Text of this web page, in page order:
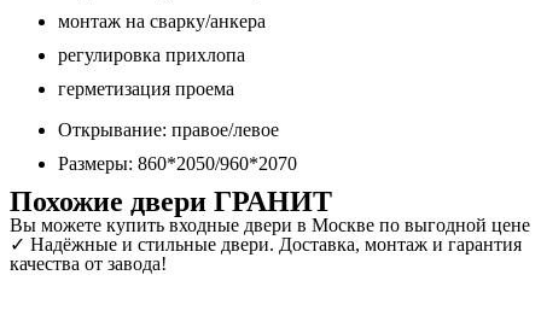
монтаж на сварку/анкера
регулировка прихлопа
герметизация проема
Открывание: правое/левое
Размеры: 860*2050/960*2070
Похожие двери ГРАНИТ
Вы можете купить входные двери в Москве по выгодной цене
✓ Надёжные и стильные двери. Доставка, монтаж и гарантия
качества от завода!